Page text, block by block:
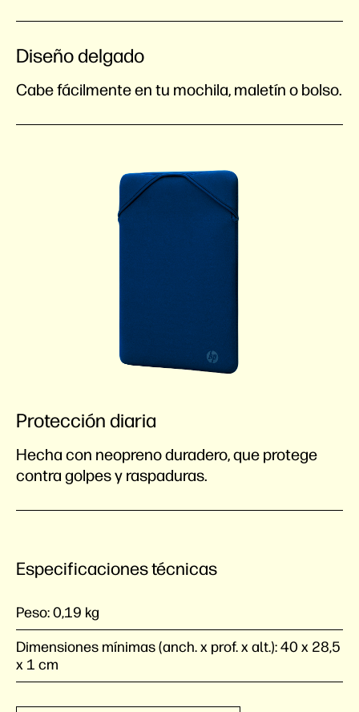
Diseño delgado
Cabe fácilmente en tu mochila, maletín o bolso.
Protección diaria
Hecha con neopreno duradero, que protege
contra golpes y raspaduras.
Especificaciones técnicas
Peso:0,19 kg
Dimensiones mínimas (anch. x prof. x alt.):40 x 28,5
x 1 cm